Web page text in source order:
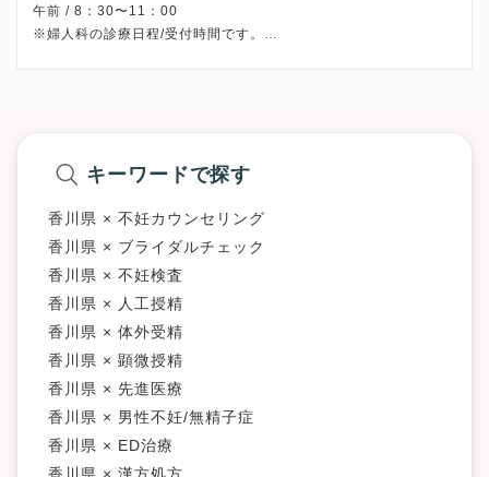
午前 / 8：30〜11：00
※婦人科の診療日程/受付時間です。
キーワードで探す
香川県 × 不妊カウンセリング
香川県 × ブライダルチェック
香川県 × 不妊検査
香川県 × 人工授精
香川県 × 体外受精
香川県 × 顕微授精
香川県 × 先進医療
香川県 × 男性不妊/無精子症
香川県 × ED治療